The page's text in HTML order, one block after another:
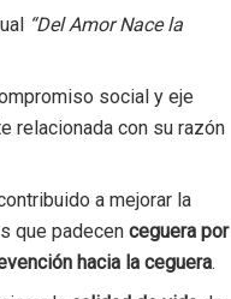
“Del Amor Nace la
social y eje
relacionada con su razón
a mejorar la
que padecenceguera por
hacia la ceguera.